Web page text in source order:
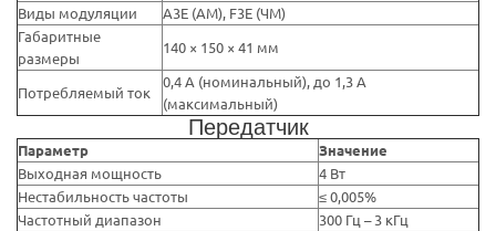
Виды модуляции
A3E (АМ), F3E (ЧМ)
Габаритные
размеры
140 × 150 × 41 мм
Потребляемый ток
0,4 А (номинальный), до 1,3 А
(максимальный)
Передатчик
Параметр
Значение
Выходная мощность
4 Вт
Нестабильность частоты
≤ 0,005%
Частотный диапазон
300 Гц – 3 кГц